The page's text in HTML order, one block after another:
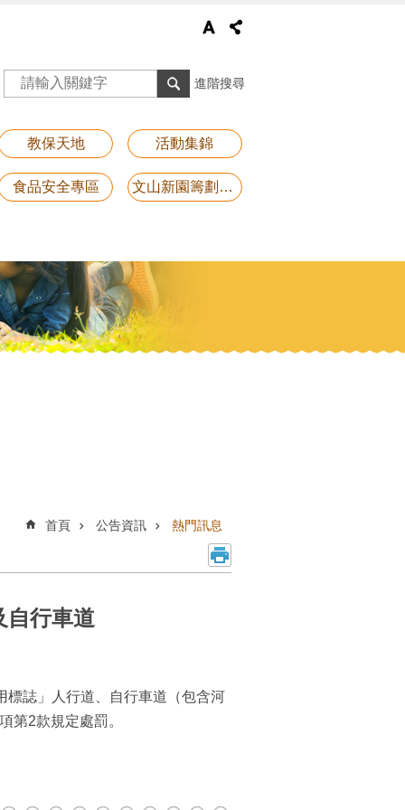
進階搜尋
教保天地 活動集錦
食品安全專區 文山新園籌劃專區
首頁 公告資訊 熱門訊息
自行車道
標誌」人行道、自行車道（包含河
第2款規定處罰。